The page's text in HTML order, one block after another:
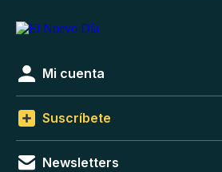
Mi cuenta
Suscríbete
Newsletters